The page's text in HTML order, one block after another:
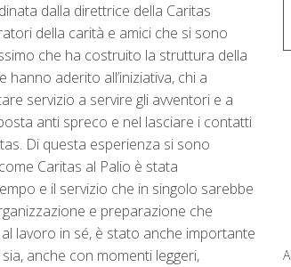
dalla direttrice della Caritas
della carità e amici che si sono
che ha costruito la struttura della
aderito all’iniziativa, chi a
servizio a servire gli avventori e a
anti spreco e nel lasciare i contatti
Di questa esperienza si sono
Caritas al Palio è stata
e il servizio che in singolo sarebbe
e preparazione che
lavoro in sé, è stato anche importante
anche con momenti leggeri,